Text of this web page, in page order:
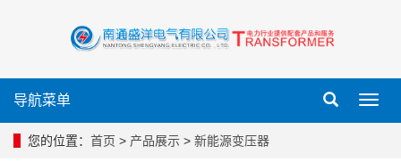
导
导航菜单
您的位置： 首页 > 产品展示 > 新能源变压器